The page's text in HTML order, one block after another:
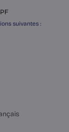
suivantes :